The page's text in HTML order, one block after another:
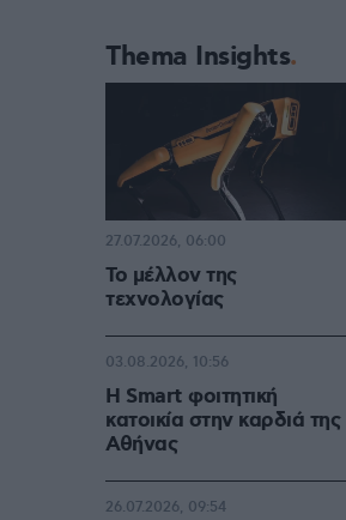
Thema Insights
Το μέλλον της
τεχνολογίας
27.07.2026, 06:00
Η Smart φοιτητική
κατοικία στην καρδιά της
Αθήνας
03.08.2026, 10:56
26.07.2026, 09:54